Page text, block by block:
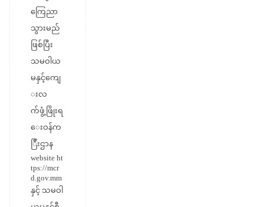
ကြေညာ
သွားမည်
ဖြစ်ပြီး
သမဝါယ
မနှင့်ကျေ
းလ
က်ဖွံ့ဖြိုးရ
ေးဝန်က
ြီးဌာန
website ht
tps://mcr
d.gov.mm
နှင့် သမဝါ